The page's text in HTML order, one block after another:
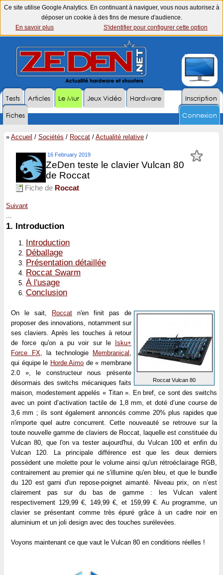
Ce site utilise Google Analytics. En continuant à naviguer, vous nous autorisez à
déposer un cookie à des fins de mesure d'audience.
En savoir plus
S'identifier pour configurer cette option
Inscription
Tests Articles Le Mur Jeux Vidéo
Hardware
Fiches
Connexion
» Accueil / Sociétés / Roccat / Actualité relative /
16 February 2019
ZeDen teste le clavier Vulcan 80
de Roccat
Fiche de Roccat
Suivant
...
1. Introduction
Introduction
Déballage
Présentation détaillée
Roccat Swarm
À l'usage
Conclusion
Roccat Vulcan 80
On le sait, Roccat n'en finit pas de
proposer des innovations, notamment sur
ses claviers. Après les touches à retour
de force qu'on a pu voir sur le Isku+
Force FX , la technologie Membranical
qui équipe le Horde Aimo de « membrane
2.0 », le constructeur nous présente
désormais des switchs mécaniques faits
maison, modestement appelés « Titan ». En bref, ce sont des switchs
avec un point d’activation tactile de 1,8 mm, et doté d’une course de
3,6 mm ; ils sont également annoncés comme 20% plus rapides que
n'importe quel autre concurrent. Cette nouveauté se retrouve sur la
toute nouvelle gamme de claviers de Roccat, laquelle est constituée du
Vulcan 80, que l'on va tester aujourd'hui, du Vulcan 100 et enfin du
Vulcan 120. La principale différence est que les deux derniers
possèdent une molette pour le volume ainsi qu'un rétroéclairage RGB,
contrairement au premier qui ne s'illumine qu'en bleu, et que le bundle
du 120 est garni d'un repose-poignet aimanté. Niveau prix, on n’est
clairement pas sur du bas de gamme : les Vulcan valent
respectivement 129,99 €, 149,99 €, et 159,99 €. Au programme, un
clavier se présentant comme très épuré grâce à un cadre noir en
aluminium et un joli design avec des touches surélevées.
Voyons maintenant ce que vaut le Vulcan 80 en conditions réelles !